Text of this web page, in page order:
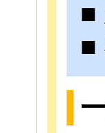
■
■